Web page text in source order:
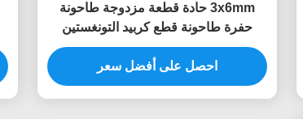
3x6mm حادة قطعة مزدوجة طاحونة
حفرة طاحونة قطع كربيد التونغستين
أسطوانة كربيد الطرف المسطح
احصل على أفضل سعر